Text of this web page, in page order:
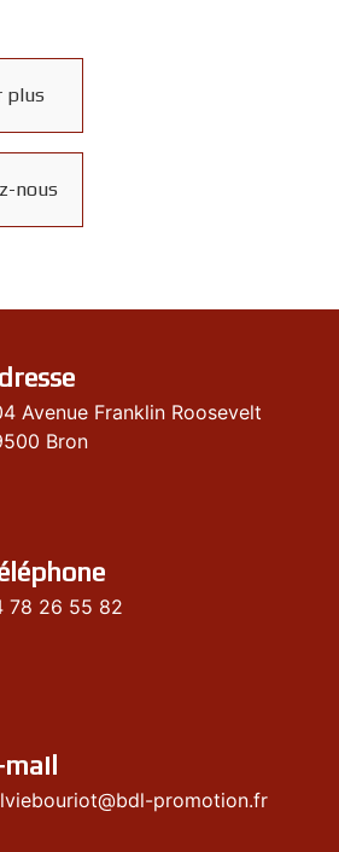
plus
nous
Avenue Franklin Roosevelt
Bron
78 26 55 82
mail
promotion.fr